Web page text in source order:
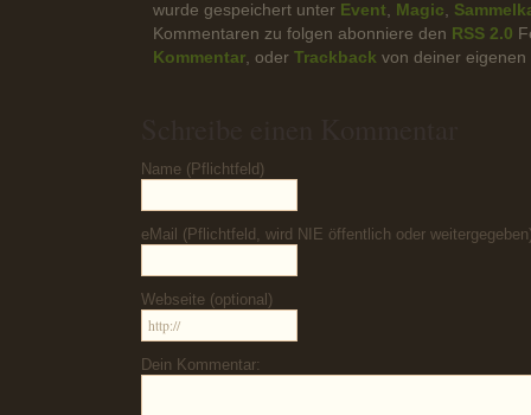
wurde gespeichert unter Event, Magic,
Kommentaren zu folgen abonniere den RSS 2.0
Kommentar, oder Trackback von deiner eigenen
Name (Pflichtfeld)
eMail (Pflichtfeld, wird NIE öffentlich oder
Webseite (optional)
Dein Kommentar: